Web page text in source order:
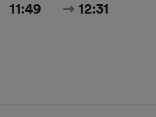
11:49 12:31